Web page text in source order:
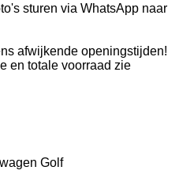
sturen via WhatsApp naar
afwijkende openingstijden!
en totale voorraad zie
Golf